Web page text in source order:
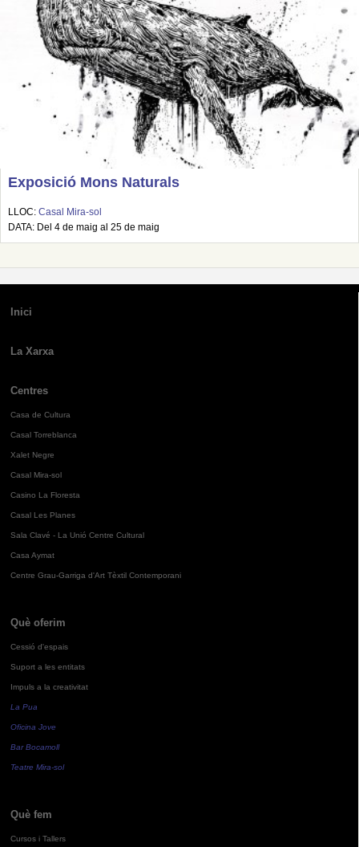
Exposició Mons Naturals
LLOC: Casal Mira-sol
DATA: Del 4 de maig al 25 de maig
Inici
La Xarxa
Centres
Casa de Cultura
Casal Torreblanca
Xalet Negre
Casal Mira-sol
Casino La Floresta
Casal Les Planes
Sala Clavé - La Unió Centre Cultural
Casa Aymat
Centre Grau-Garriga d'Art Tèxtil Contemporani
Què oferim
Cessió d'espais
Suport a les entitats
Impuls a la creativitat
La Pua
Oficina Jove
Bar Bocamoll
Teatre Mira-sol
Què fem
Cursos i Tallers